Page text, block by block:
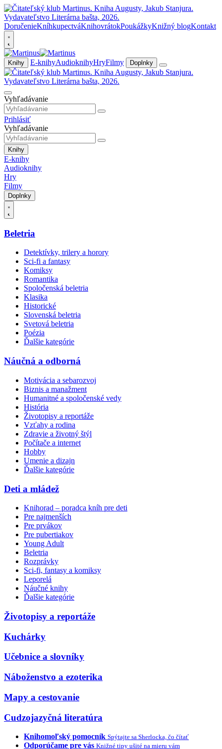
DoručenieKníhkupectváKnihovrátokPoukážkyKnižný blogKontakt
Knihy E-knihyAudioknihyHryFilmy Doplnky
Vyhľadávanie
Prihlásiť
Vyhľadávanie
Knihy
E-knihy
Audioknihy
Hry
Filmy
Doplnky
Beletria
Detektívky, trilery a horory
Sci-fi a fantasy
Komiksy
Romantika
Spoločenská beletria
Klasika
Historické
Slovenská beletria
Svetová beletria
Poézia
Ďalšie kategórie
Náučná a odborná
Motivácia a sebarozvoj
Biznis a manažment
Humanitné a spoločenské vedy
História
Životopisy a reportáže
Vzťahy a rodina
Zdravie a životný štýl
Počítače a internet
Hobby
Umenie a dizajn
Ďalšie kategórie
Deti a mládež
Knihorad – poradca kníh pre deti
Pre najmenších
Pre prvákov
Pre pubertiakov
Young Adult
Beletria
Rozprávky
Sci-fi, fantasy a komiksy
Leporelá
Náučné knihy
Ďalšie kategórie
Životopisy a reportáže
Kuchárky
Učebnice a slovníky
Náboženstvo a ezoterika
Mapy a cestovanie
Cudzojazyčná literatúra
Knihomoľský pomocník Spýtajte sa Sherlocka, čo čítať
Odporúčame pre vás Knižné tipy ušité na mieru vám